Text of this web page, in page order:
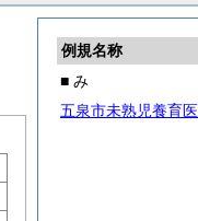
例規名称
■ み
五泉市未熟児養育